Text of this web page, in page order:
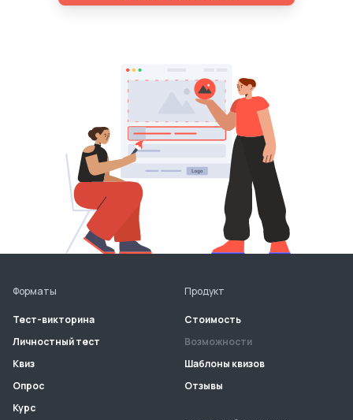
Форматы
Тест-викторина
Личностный тест
Квиз
Опрос
Курс
Продукт
Стоимость
Возможности
Шаблоны квизов
Отзывы